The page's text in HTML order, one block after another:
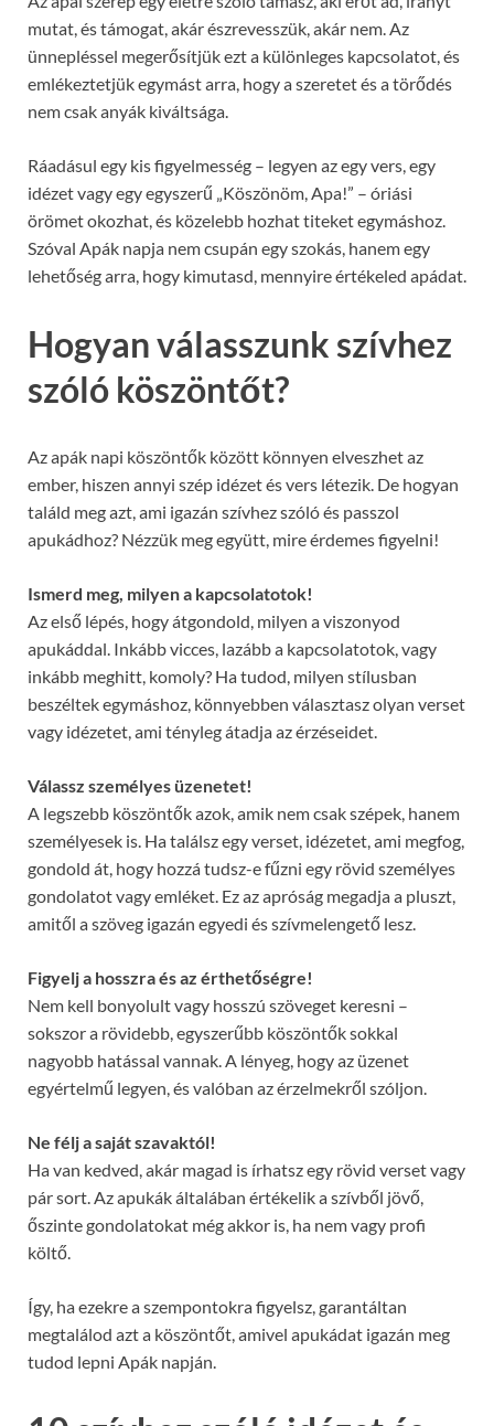
mutat, és támogat, akár észrevesszük, akár nem. Az
ünnepléssel megerősítjük ezt a különleges kapcsolatot, és
emlékeztetjük egymást arra, hogy a szeretet és a törődés
nem csak anyák kiváltsága.
Ráadásul egy kis figyelmesség – legyen az egy vers, egy
idézet vagy egy egyszerű „Köszönöm, Apa!” – óriási
örömet okozhat, és közelebb hozhat titeket egymáshoz.
Szóval Apák napja nem csupán egy szokás, hanem egy
lehetőség arra, hogy kimutasd, mennyire értékeled apádat.
Hogyan válasszunk szívhez
szóló köszöntőt?
Az apák napi köszöntők között könnyen elveszhet az
ember, hiszen annyi szép idézet és vers létezik. De hogyan
találd meg azt, ami igazán szívhez szóló és passzol
apukádhoz? Nézzük meg együtt, mire érdemes figyelni!
Ismerd meg, milyen a kapcsolatotok!
Az első lépés, hogy átgondold, milyen a viszonyod
apukáddal. Inkább vicces, lazább a kapcsolatotok, vagy
inkább meghitt, komoly? Ha tudod, milyen stílusban
beszéltek egymáshoz, könnyebben választasz olyan verset
vagy idézetet, ami tényleg átadja az érzéseidet.
Válassz személyes üzenetet!
A legszebb köszöntők azok, amik nem csak szépek, hanem
személyesek is. Ha találsz egy verset, idézetet, ami megfog,
gondold át, hogy hozzá tudsz-e fűzni egy rövid személyes
gondolatot vagy emléket. Ez az apróság megadja a pluszt,
amitől a szöveg igazán egyedi és szívmelengető lesz.
Figyelj a hosszra és az érthetőségre!
Nem kell bonyolult vagy hosszú szöveget keresni –
sokszor a rövidebb, egyszerűbb köszöntők sokkal
nagyobb hatással vannak. A lényeg, hogy az üzenet
egyértelmű legyen, és valóban az érzelmekről szóljon.
Ne félj a saját szavaktól!
Ha van kedved, akár magad is írhatsz egy rövid verset vagy
pár sort. Az apukák általában értékelik a szívből jövő,
őszinte gondolatokat még akkor is, ha nem vagy profi
költő.
Így, ha ezekre a szempontokra figyelsz, garantáltan
megtalálod azt a köszöntőt, amivel apukádat igazán meg
tudod lepni Apák napján.